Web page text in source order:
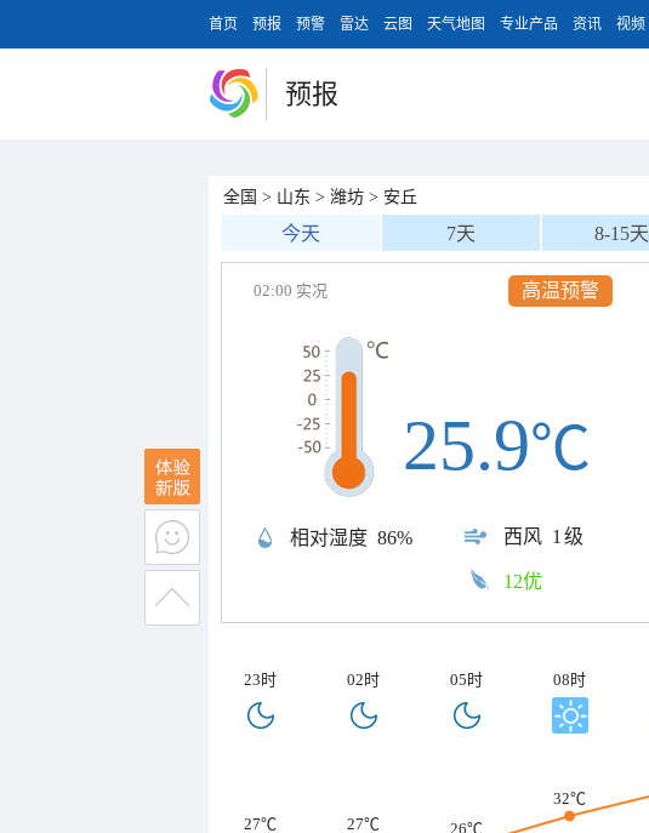
首页 预报 预警 雷达 云图 天气地图 专业产品 资讯 视频
预报
全国 > 山东 > 潍坊 > 安丘
今天 7天 8-15天
02:00 实况
相对湿度 86% 西风 1级
25.9℃
12优
高温预警
23时 02时 05时 08时
27℃ 27℃ 26℃
32℃